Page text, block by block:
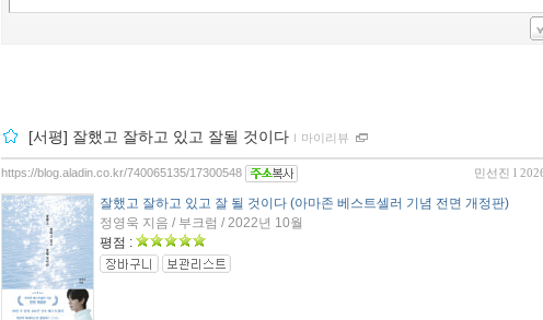
[서평] 잘했고 잘하고 있고 잘될 것이다 ｌ 마이리뷰
민선진 l
https://blog.aladin.co.kr/740065135/17300548
잘했고 잘하고 있고 잘 될 것이다 (아마존 베스트셀러 기념 전면 개정판)
정영욱 지음 / 부크럼 / 2022년 10월
평점 :